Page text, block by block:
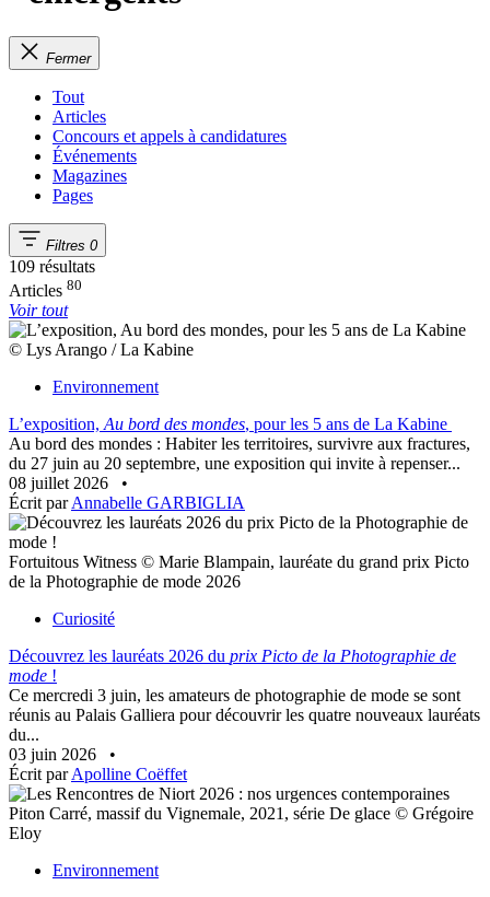
Fermer
Tout
Articles
Concours et appels à candidatures
Événements
Magazines
Pages
Filtres 0
109 résultats
Articles 80
Voir tout
© Lys Arango / La Kabine
Environnement
L’exposition, Au bord des mondes, pour les 5 ans de La Kabine
Au bord des mondes : Habiter les territoires, survivre aux fractures,
du 27 juin au 20 septembre, une exposition qui invite à repenser...
08 juillet 2026
•
Écrit parAnnabelle GARBIGLIA
Fortuitous Witness © Marie Blampain, lauréate du grand prix Picto
de la Photographie de mode 2026
Curiosité
Découvrez les lauréats 2026 du prix Picto de la Photographie de
mode !
Ce mercredi 3 juin, les amateurs de photographie de mode se sont
réunis au Palais Galliera pour découvrir les quatre nouveaux lauréats
du...
03 juin 2026
•
Écrit parApolline Coëffet
Piton Carré, massif du Vignemale, 2021, série De glace © Grégoire
Eloy
Environnement